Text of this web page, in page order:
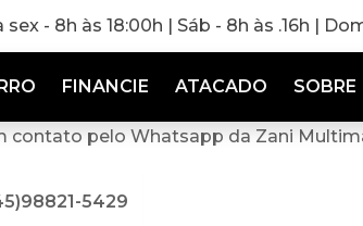
sex - 8h às 18:00h | Sáb - 8h às .16h |
FINANCIE ATACADO SOBRE
contato pelo Whatsapp da Zani
5429